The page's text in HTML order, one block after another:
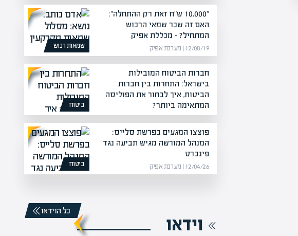
שמאות רכוש
"10,000 ש"ח זאת רק ההתחלה":
האם זה שכר שמאי הרכוש
המתחיל? – מכללת אפיק
12/08/19 | מערכת אפיק
ביטוח
חברות הביטוח המובילות
בישראל: התחרות בין חברות
הביטוח, איך לבחור את הפוליסה
המתאימה ביותר?
ביטוח
פוצצו המגעים בפרשת סלייס:
המנהל המורשה מגיש תביעה נגד
פינברט
12/04/26 | מערכת אפיק
וידאו
כל הוידאו